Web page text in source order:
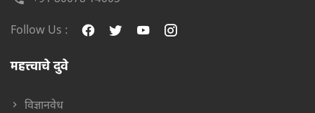
Follow Us :
महत्त्वाचे दुवे
विज्ञानवेध